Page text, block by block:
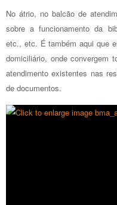
No átrio, no balcão de
sobre a funcionamento da
etc., etc. É também aqui que
domiciliário, onde convergem
atendimento existentes nas
de documentos.